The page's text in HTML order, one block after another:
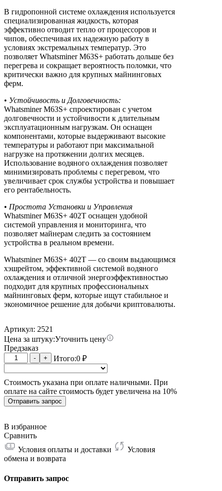
В гидропонной системе охлаждения используется
специализированная жидкость, которая
эффективно отводит тепло от процессоров и
чипов, обеспечивая их надежную работу в
условиях экстремальных температур. Это
позволяет Whatsminer M63S+ работать дольше без
перегрева и сокращает вероятность поломки, что
критически важно для крупных майнинговых
ферм.
• Устойчивость и Долговечность:
Whatsminer M63S+ спроектирован с учетом
долговечности и устойчивости к длительным
эксплуатационным нагрузкам. Он оснащен
компонентами, которые выдерживают высокие
температуры и работают при максимальной
нагрузке на протяжении долгих месяцев.
Использование водяного охлаждения позволяет
минимизировать проблемы с перегревом, что
увеличивает срок службы устройства и повышает
его рентабельность.
• Простота Установки и Управления
Whatsminer M63S+ 402T оснащен удобной
системой управления и мониторинга, что
позволяет майнерам следить за состоянием
устройства в реальном времени.
Whatsminer M63S+ 402T — со своим выдающимся
хэшрейтом, эффективной системой водяного
охлаждения и отличной энергоэффективностью
подходит для крупных профессиональных
майнинговых ферм, которые ищут стабильное и
экономичное решение для добычи криптовалюты.
Артикул: 2521
Цена за штуку:Уточнить цену
Предзаказ
Количество
товара
Whatsminer
M63S+
18W
402T
- + Итого:0₽
Стоимость указана при оплате наличными. При
оплате на сайте стоимость будет увеличена на 10%
Отправить запрос
В избранное
Сравнить
Условия оплаты и доставки
Условия
обмена и возврата
Отправить запрос